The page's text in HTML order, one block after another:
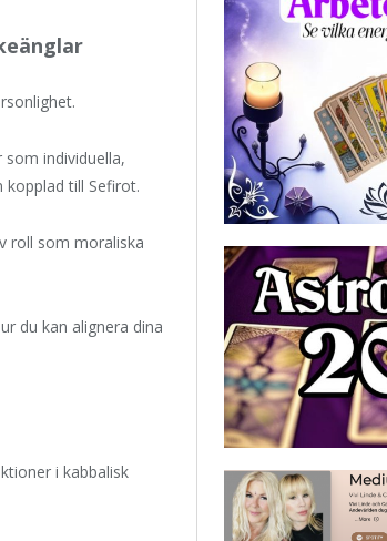
individuella,
till Sefirot.
roll som moraliska
du kan alignera dina
i kabbalisk